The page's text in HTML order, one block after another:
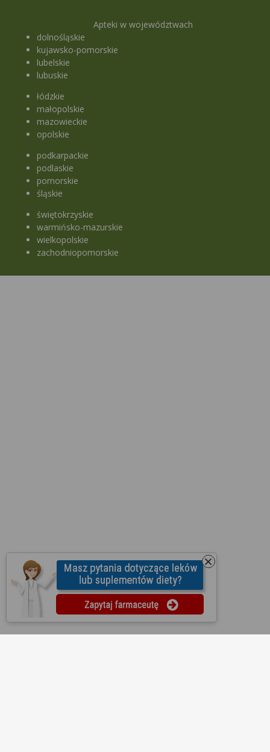
Apteki w województwach
dolnośląskie
kujawsko-pomorskie
lubelskie
lubuskie
łódzkie
małopolskie
mazowieckie
opolskie
podkarpackie
podlaskie
pomorskie
śląskie
świętokrzyskie
warmińsko-mazurskie
wielkopolskie
zachodniopomorskie